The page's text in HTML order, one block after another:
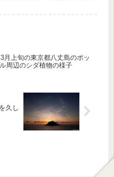
月上旬の東京都八丈島のポッ
周辺のシダ植物の様子
久し